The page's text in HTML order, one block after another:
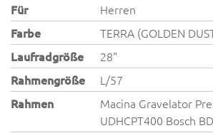
Für
Herren
Farbe
TERRA (GOLDEN
Laufradgröße
28"
Rahmengröße
L/57
Rahmen
Macina Gravelator
UDHCPT400 Bosch